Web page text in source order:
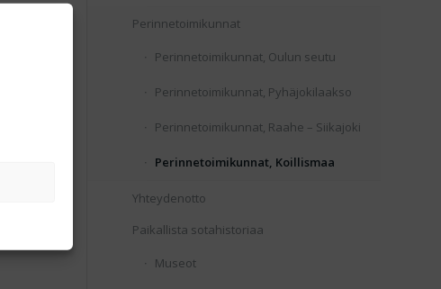
Perinnetoimikunnat
Perinnetoimikunnat, Oulun seutu
Perinnetoimikunnat, Pyhäjokilaakso
Perinnetoimikunnat, Raahe – Siikajoki
Perinnetoimikunnat, Koillismaa
Yhteydenotto
Paikallista sotahistoriaa
Museot